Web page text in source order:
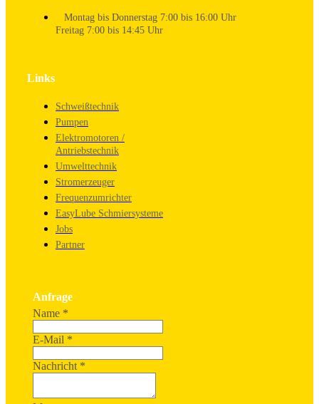
Montag bis Donnerstag 7:00 bis 16:00 Uhr
Freitag 7:00 bis 14:45 Uhr
Links
Schweißtechnik
Pumpen
Elektromotoren /
Antriebstechnik
Umwelttechnik
Stromerzeuger
Frequenzumrichter
EasyLube Schmiersysteme
Jobs
Partner
Anfrage
Name *
E-Mail *
Nachricht *